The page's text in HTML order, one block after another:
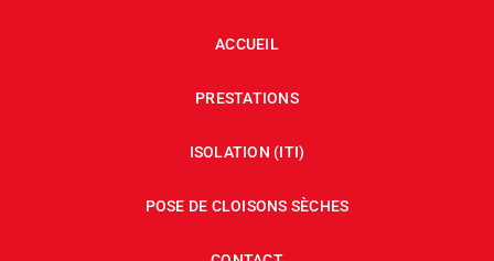
ACCUEIL
PRESTATIONS
ISOLATION (ITI)
POSE DE CLOISONS SÈCHES